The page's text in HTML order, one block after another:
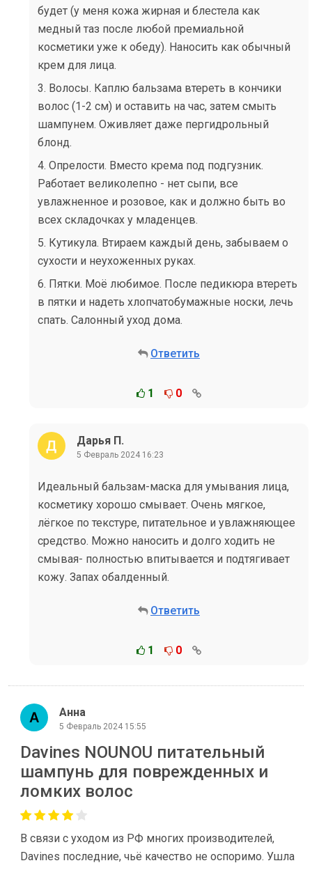
будет (у меня кожа жирная и блестела как
медный таз после любой премиальной
косметики уже к обеду). Наносить как обычный
крем для лица.
3. Волосы. Каплю бальзама втереть в кончики
волос (1-2 см) и оставить на час, затем смыть
шампунем. Оживляет даже пергидрольный
блонд.
4. Опрелости. Вместо крема под подгузник.
Работает великолепно - нет сыпи, все
увлажненное и розовое, как и должно быть во
всех складочках у младенцев.
5. Кутикула. Втираем каждый день, забываем о
сухости и неухоженных руках.
6. Пятки. Моё любимое. После педикюра втереть
в пятки и надеть хлопчатобумажные носки, лечь
спать. Салонный уход дома.
Ответить
1 0
Дарья П.
5 Февраль 2024 16:23
Идеальный бальзам-маска для умывания лица,
косметику хорошо смывает. Очень мягкое,
лёгкое по текстуре, питательное и увлажняющее
средство. Можно наносить и долго ходить не
смывая- полностью впитывается и подтягивает
кожу. Запах обалденный.
Ответить
1 0
Анна
5 Февраль 2024 15:55
Davines NOUNOU питательный
шампунь для поврежденных и
ломких волос
В связи с уходом из РФ многих производителей,
Davines последние, чьё качество не оспоримо. Ушла